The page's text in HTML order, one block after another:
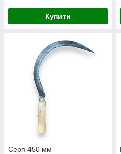
Купити
Серп 450 мм